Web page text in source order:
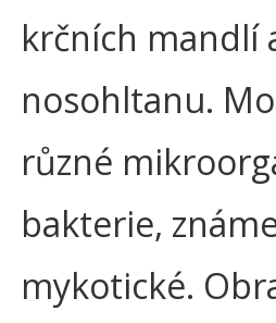
krčních mandlí
nosohltanu.
různé
bakterie,
mykotické.